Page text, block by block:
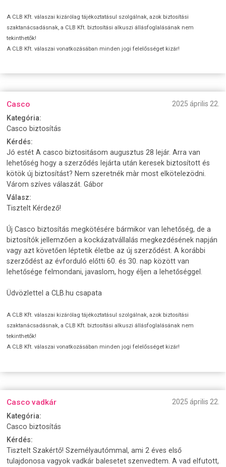
A CLB Kft. válaszai kizárólag tájékoztatásul szolgálnak, azok biztosítási
szaktanácsadásnak, a CLB Kft. biztosítási alkuszi állásfoglalásának nem
tekinthetők!
A CLB Kft. válaszai vonatkozásában minden jogi felelősséget kizár!
Casco
2025 április 22.
Kategória:
Casco biztosítás
Kérdés:
Jó estét A casco biztositásom augusztus 28 lejár. Arra van
lehetőség hogy a szerződés lejárta után keresek biztosított és
kötök új biztosítást? Nem szeretnék màr most elkötelezödni.
Várom szíves válaszát. Gábor
Válasz:
Tisztelt Kérdező!
Új Casco biztosítás megkötésére bármikor van lehetőség, de a
biztosítók jellemzően a kockázatvállalás megkezdésének napján
vagy azt követően léptetik életbe az új szerződést. A korábbi
szerződést az évforduló előtti 60. és 30. nap között van
lehetősége felmondani, javaslom, hogy éljen a lehetőséggel.
Üdvözlettel a CLB.hu csapata
A CLB Kft. válaszai kizárólag tájékoztatásul szolgálnak, azok biztosítási
szaktanácsadásnak, a CLB Kft. biztosítási alkuszi állásfoglalásának nem
tekinthetők!
A CLB Kft. válaszai vonatkozásában minden jogi felelősséget kizár!
Casco vadkár
2025 április 22.
Kategória:
Casco biztosítás
Kérdés:
Tisztelt Szakértő! Személyautómmal, ami 2 éves első
tulajdonosa vagyok vadkár balesetet szenvedtem. A vad elfutott,